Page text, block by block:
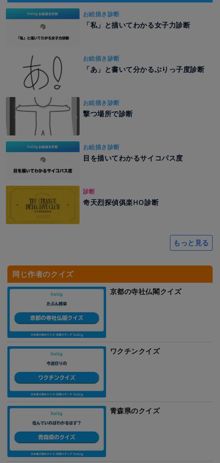
お絵描き診断
「私」と描いてわかる女子力診断
お絵描き診断
「あ」と書いて分かるぶりっ子度診断
お絵描き診断
撃つ場所で診断
お絵描き診断
目を描いてわかるサイコパス度
診断
奇天烈探偵俱楽HO診断
もっと見る
同じ作者のクイズ
京都の寺社仏閣クイズ
ワクチンクイズ
青森県のクイズ